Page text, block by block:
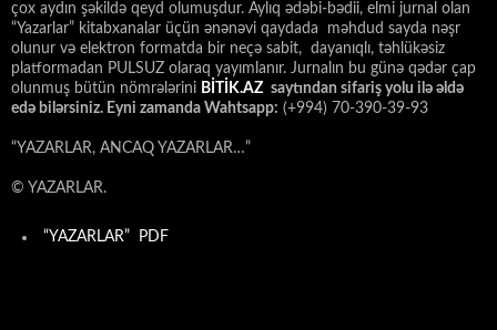
çox aydın şəkildə qeyd olumuşdur. Aylıq ədəbi-bədii, elmi jurnal olan
“Yazarlar” kitabxanalar üçün ənənəvi qaydada məhdud sayda nəşr
olunur və elektron formatda bir neçə sabit, dayanıqlı, təhlükəsiz
platformadan PULSUZ olaraq yayımlanır. Jurnalın bu günə qədər çap
olunmuş bütün nömrələrini BİTİK.AZ saytından sifariş yolu ilə əldə
edə bilərsiniz. Eyni zamanda Wahtsapp: (+994) 70-390-39-93
“YAZARLAR, ANCAQ YAZARLAR…”
© YAZARLAR.
“YAZARLAR” PDF